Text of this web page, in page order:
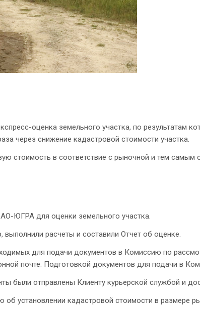
оценка земельного участка, по результатам
через снижение кадастровой стоимости участка.
стоимость в соответствие с рыночной и тем
ЮГРА для оценки земельного участка.
расчеты и составили Отчет об оценке.
для подачи документов в Комиссию по
почте. Подготовкой документов для подачи в
были отправлены Клиенту курьерской службой и
установлении кадастровой стоимости в размере